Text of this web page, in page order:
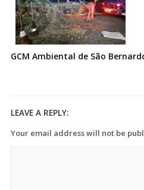
GCM Ambiental de São
LEAVE A REPLY:
Your email address will not be